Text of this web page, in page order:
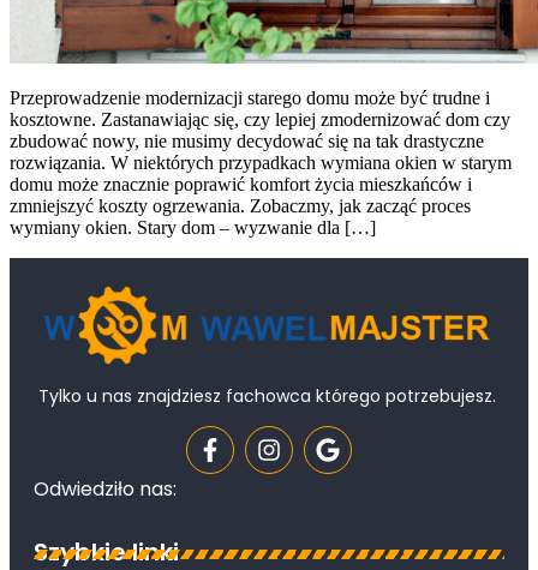
Przeprowadzenie modernizacji starego domu może być trudne i
kosztowne. Zastanawiając się, czy lepiej zmodernizować dom czy
zbudować nowy, nie musimy decydować się na tak drastyczne
rozwiązania. W niektórych przypadkach wymiana okien w starym
domu może znacznie poprawić komfort życia mieszkańców i
zmniejszyć koszty ogrzewania. Zobaczmy, jak zacząć proces
wymiany okien. Stary dom – wyzwanie dla […]
Tylko u nas znajdziesz fachowca którego potrzebujesz.
Odwiedziło nas:
Szybkie linki